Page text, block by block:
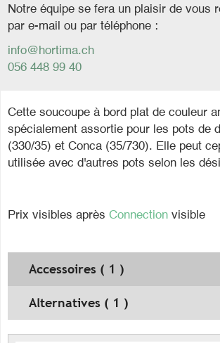
Notre équipe se fera un plaisir de vous
par e-mail ou par téléphone :
info@hortima.ch
056 448 99 40
Cette soucoupe à bord plat de couleur
spécialement assortie pour les pots de
(330/35) et Conca (35/730). Elle peut
utilisée avec d'autres pots selon les
Prix visibles après Connection visible
Accessoires ( 1 )
Alternatives ( 1 )